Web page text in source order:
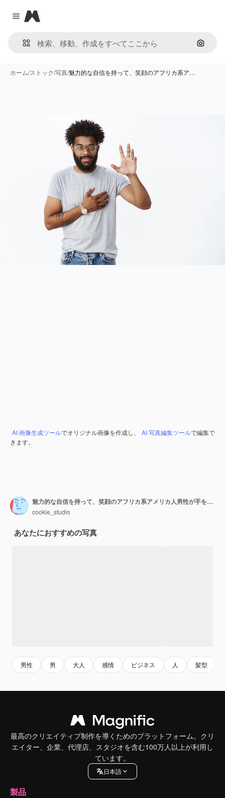
Close menu
Magnific
画像で
ホーム/ストック/写真/魅力的な自信を持って、笑顔のアフリカ系ア…
AI 画像生成ツールでオリジナル画像を作成し、 AI 写真編集ツールで編集で
きます。
魅力的な自信を持って、笑顔のアフリカ系アメリカ人男性が手を上げて、誓いや誓約を与えるように心に腕を持って、灰色の壁の上に横たわらないことを誓うことを約束する肖像画
cookie_studio
あなたにおすすめの写真
男性 男 大人 感情 ビジネス 人 髪型
最高のクリエイティブ制作を導くためのプラットフォーム。クリ
エイター、企業、代理店、スタジオを含む100万人以上が利用し
ています。
日本語
製品